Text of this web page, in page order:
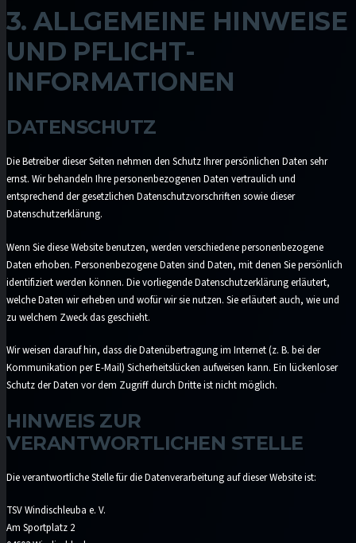
3. ALLGEMEINE HINWEISE
UND PFLICHT­
INFORMATIONEN
DATENSCHUTZ
Die Betreiber dieser Seiten nehmen den Schutz Ihrer persönlichen Daten sehr
ernst. Wir behandeln Ihre personenbezogenen Daten vertraulich und
entsprechend der gesetzlichen Datenschutzvorschriften sowie dieser
Datenschutzerklärung.
Wenn Sie diese Website benutzen, werden verschiedene personenbezogene
Daten erhoben. Personenbezogene Daten sind Daten, mit denen Sie persönlich
identifiziert werden können. Die vorliegende Datenschutzerklärung erläutert,
welche Daten wir erheben und wofür wir sie nutzen. Sie erläutert auch, wie und
zu welchem Zweck das geschieht.
Wir weisen darauf hin, dass die Datenübertragung im Internet (z. B. bei der
Kommunikation per E-Mail) Sicherheitslücken aufweisen kann. Ein lückenloser
Schutz der Daten vor dem Zugriff durch Dritte ist nicht möglich.
HINWEIS ZUR
VERANTWORTLICHEN STELLE
Die verantwortliche Stelle für die Datenverarbeitung auf dieser Website ist:
TSV Windischleuba e. V.
Am Sportplatz 2